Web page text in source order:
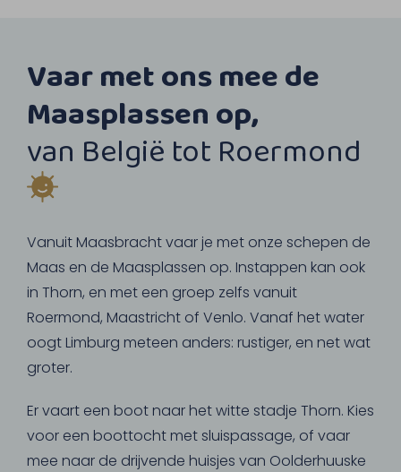
Vaar met ons mee de
Maasplassen op,
van België tot Roermond
Vanuit Maasbracht vaar je met onze schepen de
Maas en de Maasplassen op. Instappen kan ook
in Thorn, en met een groep zelfs vanuit
Roermond, Maastricht of Venlo. Vanaf het water
oogt Limburg meteen anders: rustiger, en net wat
groter.
Er vaart een boot naar het witte stadje Thorn. Kies
voor een boottocht met sluispassage, of vaar
mee naar de drijvende huisjes van Oolderhuuske